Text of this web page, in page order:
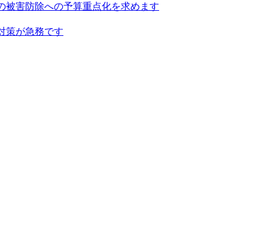
被害防除への予算重点化を求めます
策が急務です